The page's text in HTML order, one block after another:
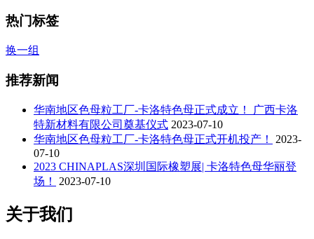
热门标签
换一组
推荐新闻
华南地区色母粒工厂-卡洛特色母正式成立！ 广西卡洛
特新材料有限公司奠基仪式 2023-07-10
华南地区色母粒工厂-卡洛特色母正式开机投产！
2023-
07-10
2023 CHINAPLAS深圳国际橡塑展| 卡洛特色母华丽登
场！
2023-07-10
关于我们